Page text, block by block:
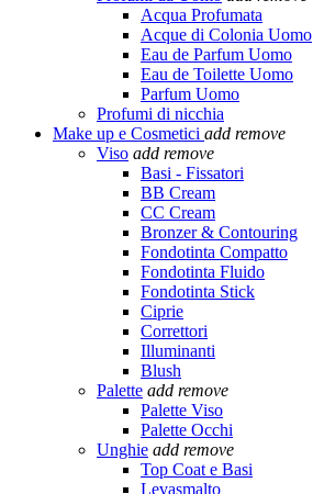
Acqua Profumata
Acque di Colonia Uomo
Eau de Parfum Uomo
Eau de Toilette Uomo
Parfum Uomo
Profumi di nicchia
Make up e Cosmetici add remove
Viso add remove
Basi - Fissatori
BB Cream
CC Cream
Bronzer & Contouring
Fondotinta Compatto
Fondotinta Fluido
Fondotinta Stick
Ciprie
Correttori
Illuminanti
Blush
Palette add remove
Palette Viso
Palette Occhi
Unghie add remove
Top Coat e Basi
Levasmalto